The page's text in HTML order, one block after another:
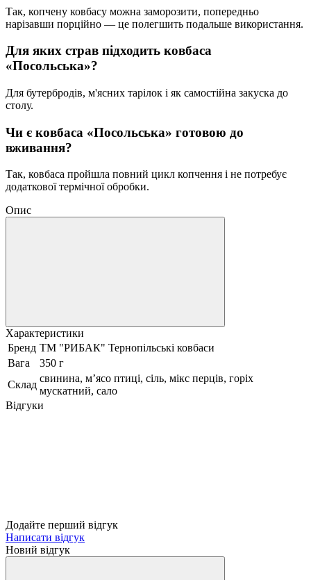
Так, копчену ковбасу можна заморозити, попередньо
нарізавши порційно — це полегшить подальше використання.
Для яких страв підходить ковбаса
«Посольська»?
Для бутербродів, м'ясних тарілок і як самостійна закуска до
столу.
Чи є ковбаса «Посольська» готовою до
вживання?
Так, ковбаса пройшла повний цикл копчення і не потребує
додаткової термічної обробки.
Опис
Характеристики
Бренд ТМ "РИБАК" Тернопільські ковбаси
Вага
350 г
Склад
свинина, мʼясо птиці, сіль, мікс перців, горіх
мускатний, сало
Відгуки
Додайте перший відгук
Написати відгук
Новий відгук